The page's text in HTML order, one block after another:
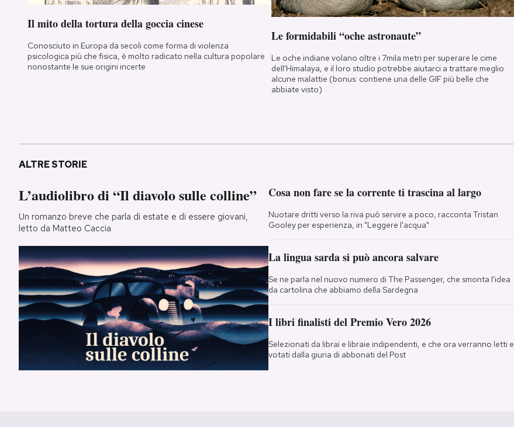
Il mito della tortura della goccia cinese
Conosciuto in Europa da secoli come forma di violenza
psicologica più che fisica, è molto radicato nella cultura popolare
nonostante le sue origini incerte
Le formidabili “oche astronaute”
Le oche indiane volano oltre i 7mila metri per superare le cime
dell'Himalaya, e il loro studio potrebbe aiutarci a trattare meglio
alcune malattie (bonus: contiene una delle GIF più belle che
abbiate visto)
ALTRE STORIE
L’audiolibro di “Il diavolo sulle colline”
Un romanzo breve che parla di estate e di essere giovani,
letto da Matteo Caccia
Cosa non fare se la corrente ti trascina al largo
Nuotare dritti verso la riva può servire a poco, racconta Tristan
Gooley per esperienza, in "Leggere l'acqua"
La lingua sarda si può ancora salvare
Se ne parla nel nuovo numero di The Passenger, che smonta l'idea
da cartolina che abbiamo della Sardegna
I libri finalisti del Premio Vero 2026
Selezionati da librai e libraie indipendenti, e che ora verranno letti e
votati dalla giuria di abbonati del Post